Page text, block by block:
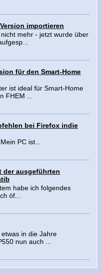
importieren
mehr - jetzt wurde über
für den Smart-Home
ist ideal für Smart-Home
FHEM ...
bei Firefox indie
PC ist...
der ausgeführten
habe ich folgendes
öf...
in die Jahre
nun auch ...